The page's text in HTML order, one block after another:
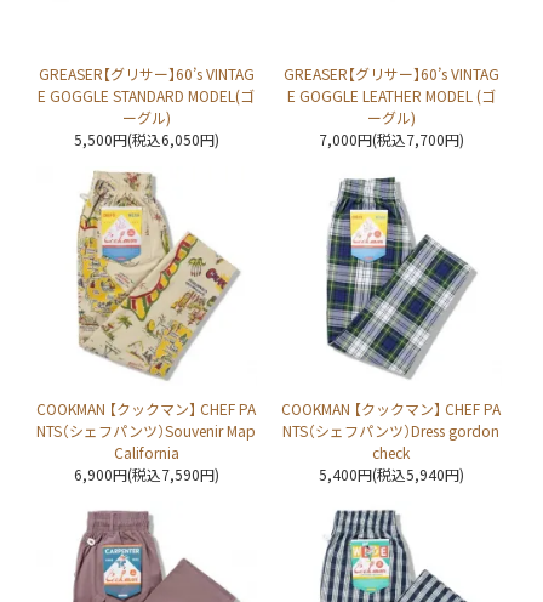
GREASER【グリサー】60’s VINTAG
E GOGGLE STANDARD MODEL(ゴ
ーグル)
5,500円(税込6,050円)
GREASER【グリサー】60’s VINTAG
E GOGGLE LEATHER MODEL (ゴ
ーグル)
7,000円(税込7,700円)
COOKMAN 【クックマン】 CHEF PA
NTS（シェフパンツ）Souvenir Map
California
6,900円(税込7,590円)
COOKMAN 【クックマン】 CHEF PA
NTS（シェフパンツ）Dress gordon
check
5,400円(税込5,940円)